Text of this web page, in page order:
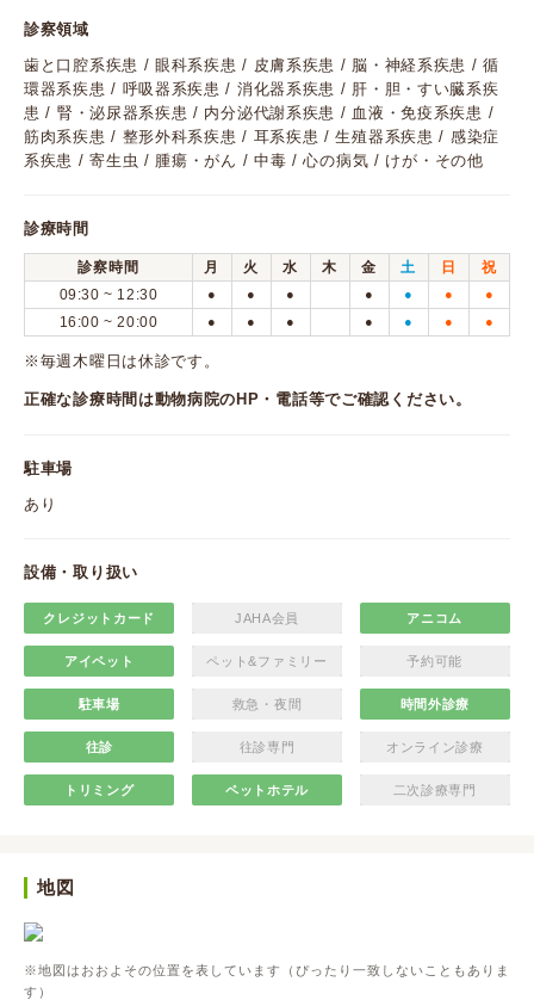
診察領域
歯と口腔系疾患 / 眼科系疾患 / 皮膚系疾患 / 脳・神経系疾患 / 循
環器系疾患 / 呼吸器系疾患 / 消化器系疾患 / 肝・胆・すい臓系疾
患 / 腎・泌尿器系疾患 / 内分泌代謝系疾患 / 血液・免疫系疾患 /
筋肉系疾患 / 整形外科系疾患 / 耳系疾患 / 生殖器系疾患 / 感染症
系疾患 / 寄生虫 / 腫瘍・がん / 中毒 / 心の病気 / けが・その他
診療時間
診察時間 月 火 水 木 金 土 日
祝
09:30 ~ 12:30
● ● ● ● ● ● ●
16:00 ~ 20:00 ● ● ● ● ● ● ●
※毎週木曜日は休診です。
正確な診療時間は動物病院のHP・電話等でご確認ください。
駐車場
あり
設備・取り扱い
クレジットカード JAHA会員 アニコム
アイペット ペット&ファミリー 予約可能
駐車場 救急・夜間 時間外診療
往診 往診専門 オンライン診療
トリミング ペットホテル 二次診療専門
地図
※地図はおおよその位置を表しています（ぴったり一致しないこともありま
す）